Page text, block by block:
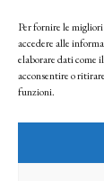
Per fornire le
accedere alle
elaborare dati come
acconsentire o
funzioni.
Facendo clic per
seguendo la nostra
© 2025 Istituto
l’autorizzazione